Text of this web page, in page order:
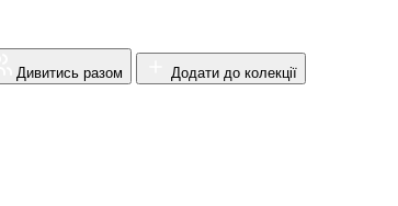
Дивитись разом
Додати до колекції